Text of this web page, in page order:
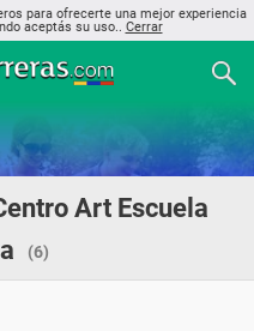
para ofrecerte una mejor experiencia
aceptás su uso.. Cerrar
Art Escuela
(6)